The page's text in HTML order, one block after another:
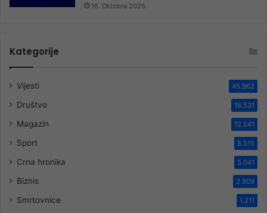
16. Oktobra 2025.
Kategorije
Vijesti 45.962
Društvo 18.531
Magazin 12.541
Sport 8.515
Crna hronika 5.041
Biznis 2.909
Smrtovnice 1.211